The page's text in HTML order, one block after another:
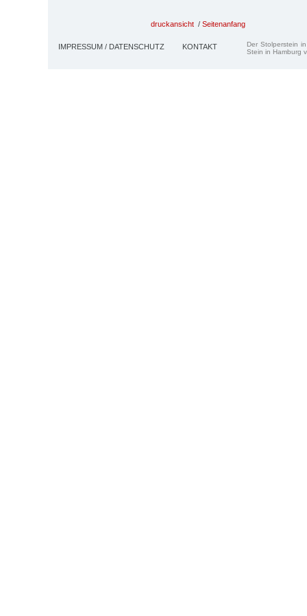
druckansicht / Seitenanfang
IMPRESSUM / DATENSCHUTZ KONTAKT
Der Stolperstein
Stein in Hamburg